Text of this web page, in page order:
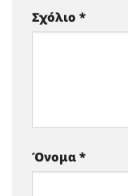
Σχόλιο *
Όνομα *